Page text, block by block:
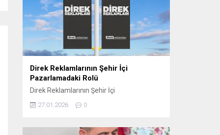
dünyada daha görünür olmasını sağlamak
ve markalarını doğru şekilde
konumlandırmak için kritik bir rol
oynamaktadır. Sosyal...
Direk Reklamlarının Şehir İçi
Pazarlamadaki Rolü
Direk Reklamlarının Şehir İçi
pazarlama stratejilerinin etkili araçlarından
genellikle dikkat çekici ve etkili bir şekilde
27.01.2026 0